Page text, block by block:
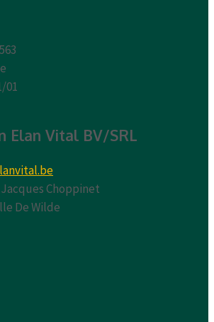
01
Elan Vital BV/SRL
Choppinet
De Wilde